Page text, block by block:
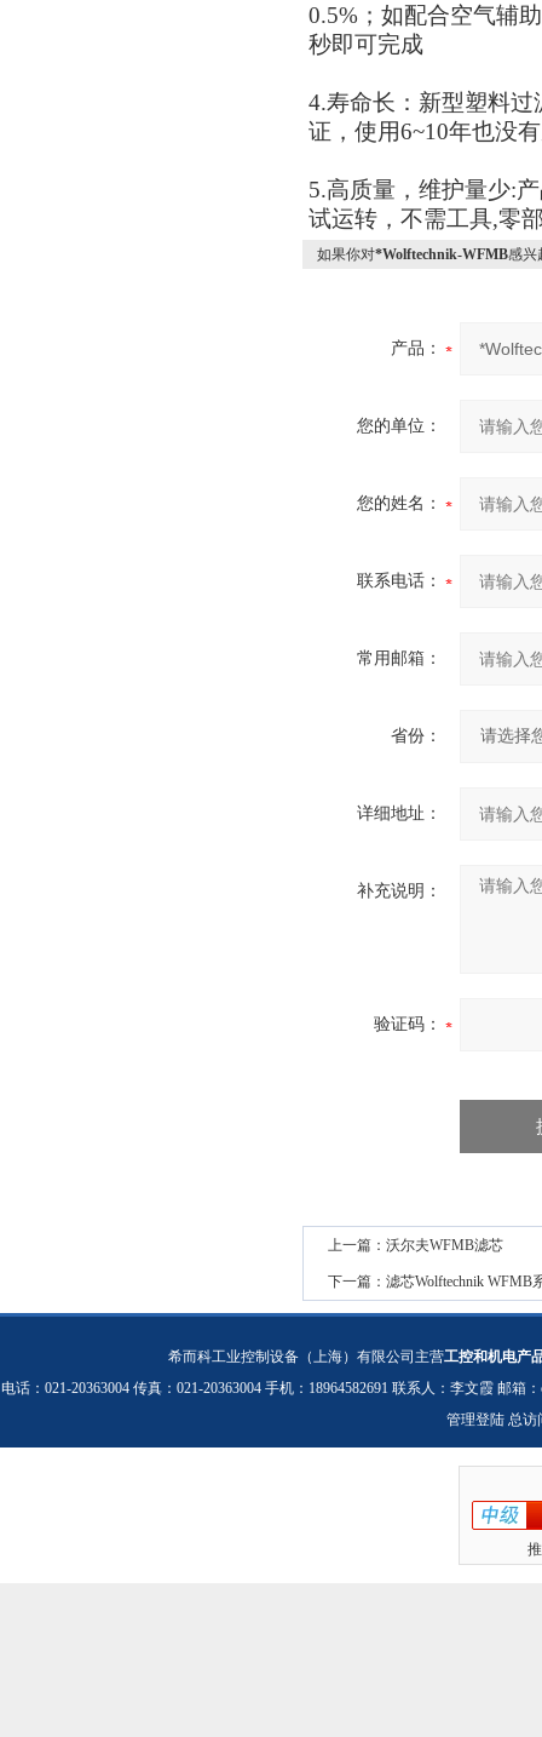
0.5% ；如配合空气辅
秒即可完成
4.寿命长：新型塑料
证，使用6~10年也没
5.高质量，维护量少:
试运转，不需工具,零
如果你对*Wolftechnik-WFMB感兴
产品：
您的单位：
您的姓名：
联系电话：
常用邮箱：
省份：
详细地址：
补充说明：
验证码：
上一篇： 沃尔夫WFMB滤芯
下一篇： 滤芯Wolftechnik WFMB
希而科工业控制设备（上海）有限公司主营工控和机电产
电话：021-20363004 传真：021-20363004 手机：18964582691 联系人：李文霞 邮箱：
管理登陆 总访